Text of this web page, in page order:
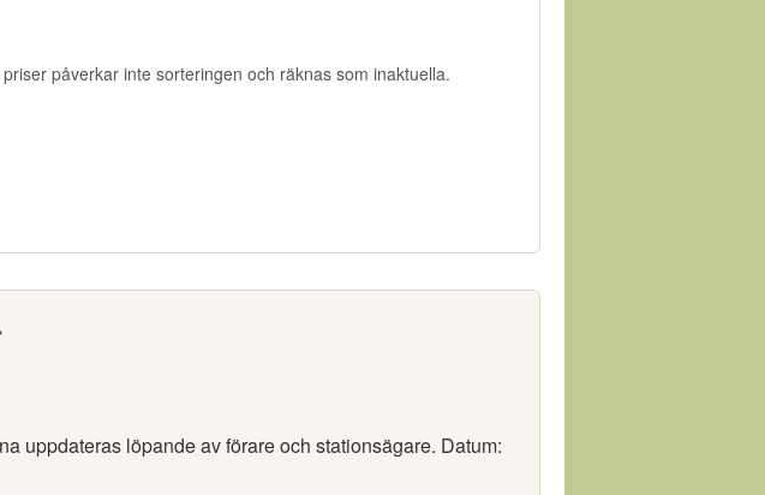
påverkar inte sorteringen och räknas som inaktuella.
uppdateras löpande av förare och stationsägare. Datum: